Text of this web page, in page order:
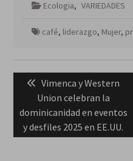
Ecologia, VARIEDADES
café, liderazgo, Mujer,
Navegación
entradas
Previous
post:
Vimenca y Western
Union celebran la
dominicanidad en eventos
y desfiles 2025 en EE.UU.